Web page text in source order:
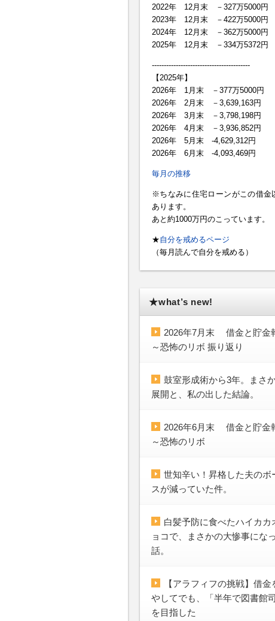
2022年 12月末 －327万5000円
2023年 12月末 －422万5000円
2024年 12月末 －362万5000円
2025年 12月末 －334万5372円
-----------------------------------------
【2025年】
2026年 1月末 －377万5000円
2026年 2月末 －3,639,163円
2026年 3月末 －3,798,198円
2026年 4月末 －3,936,852円
2026年 5月末 -4,629,312円
2026年 6月末 -4,093,469円
毎月の推移
※ちなみに住宅ローンがこの借金
あります。
あと約1000万円のこっています。
★自分を戒めるページ
（毎月読んで自分を戒める）
★what’s new!
2026年7月末 借金と貯金
～恐怖のリボ 振り返り
鼓室形成術から3年。まさ
展開と、私の出した結論。
2026年6月末 借金と貯金
～恐怖のリボ
世知辛い！昇格した夫のボ
スが減っていた件。
白髪予防に食べたハイカカ
ョコで、まさかの大惨事にな
話。
【アラフィフの挑戦】借金
やしてでも、「半年で図書館司
を目指した